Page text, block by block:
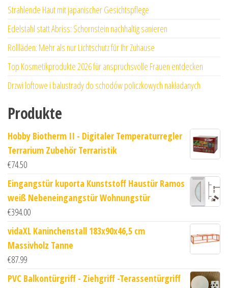
Strahlende Haut mit japanischer Gesichtspflege
Edelstahl statt Abriss: Schornstein nachhaltig sanieren
Rollläden: Mehr als nur Lichtschutz für Ihr Zuhause
Top Kosmetikprodukte 2026 für anspruchsvolle Frauen entdecken
Drzwi loftowe i balustrady do schodów policzkowych nakładanych
Produkte
Hobby Biotherm II - Digitaler Temperaturregler
Terrarium Zubehör Terraristik
€74.50
Eingangstür kuporta Kunststoff Haustür Ramos
weiß Nebeneingangstür Wohnungstür
€394.00
vidaXL Kaninchenstall 183x90x46,5 cm
Massivholz Tanne
€87.99
PVC Balkontürgriff - Ziehgriff -Terassentürgriff